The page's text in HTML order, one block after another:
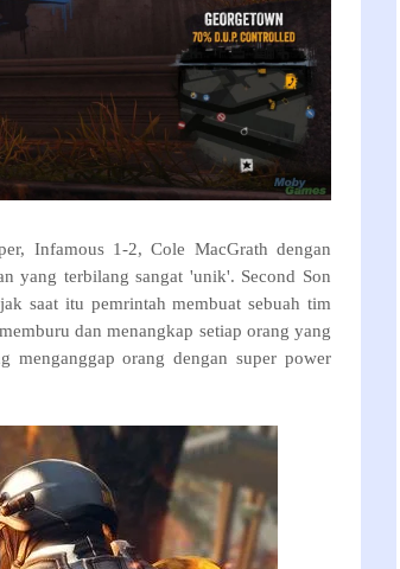
Infamous 1-2, Cole MacGrath dengan
yang terbilang sangat 'unik'. Second Son
saat itu pemrintah membuat sebuah tim
dan menangkap setiap orang yang
menganggap orang dengan super power